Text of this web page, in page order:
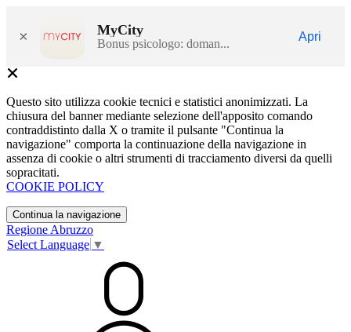
× MyCity
Bonus psicologo: doman...
Apri
Questo sito utilizza cookie tecnici e statistici anonimizzati. La
chiusura del banner mediante selezione dell'apposito comando
contraddistinto dalla X o tramite il pulsante "Continua la
navigazione" comporta la continuazione della navigazione in
assenza di cookie o altri strumenti di tracciamento diversi da quelli
sopracitati.
COOKIE POLICY
Continua la navigazione
Regione Abruzzo
Select Language ▼